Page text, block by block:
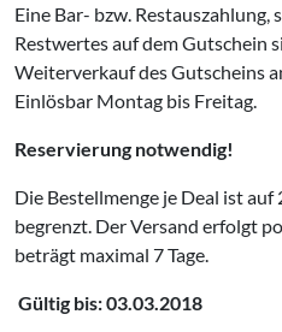
Eine Bar- bzw. Restauszahlung,
Restwertes auf dem Gutschein
Weiterverkauf des Gutscheins
Einlösbar Montag bis Freitag.
Reservierung notwendig!
Die Bestellmenge je Deal ist
begrenzt. Der Versand erfolgt
beträgt maximal 7 Tage.
Gültig bis: 03.03.2018